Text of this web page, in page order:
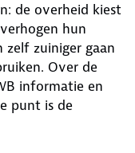
de overheid kiest
hun
zuiniger gaan
Over de
informatie en
punt is de